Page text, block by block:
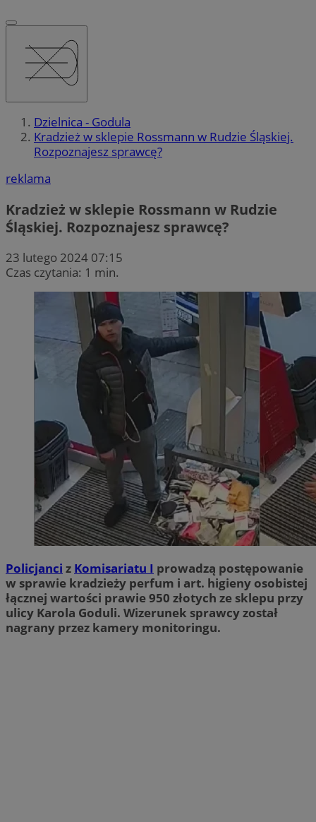
Dzielnica - Godula
Kradzież w sklepie Rossmann w Rudzie Śląskiej.
Rozpoznajesz sprawcę?
reklama
Kradzież w sklepie Rossmann w Rudzie
Śląskiej. Rozpoznajesz sprawcę?
23 lutego 2024 07:15
Czas czytania: 1 min.
Policjanci z Komisariatu I prowadzą postępowanie
w sprawie kradzieży perfum i art. higieny osobistej
łącznej wartości prawie 950 złotych ze sklepu przy
ulicy Karola Goduli. Wizerunek sprawcy został
nagrany przez kamery monitoringu.